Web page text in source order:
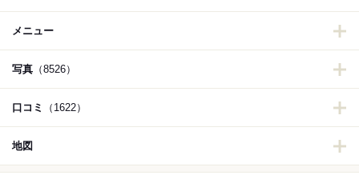
メニュー
写真 （8526）
口コミ （1622）
地図